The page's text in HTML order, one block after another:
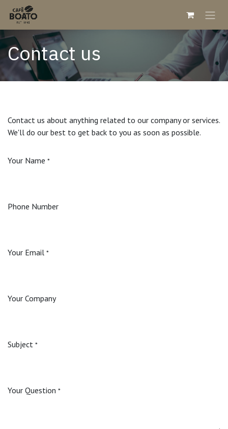
Skip to Content
Contact us
Contact us about anything related to our company or services.
We'll do our best to get back to you as soon as possible.
Your Name *
Phone Number
Your Email *
Your Company
Subject *
Your Question *